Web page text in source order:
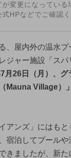
変更になっている
HPなどでご確認く
、屋内外の温水プ
ジャー施設「スパ
月26日（月）、グ
Mauna Village）
アンズ」にはも
宿泊してプールや
きましたが、新